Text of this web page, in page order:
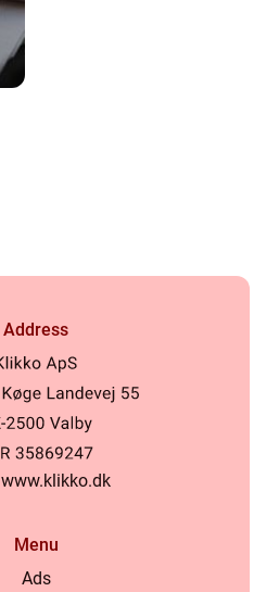
Address
www.klikko.dk
Menu
Ads